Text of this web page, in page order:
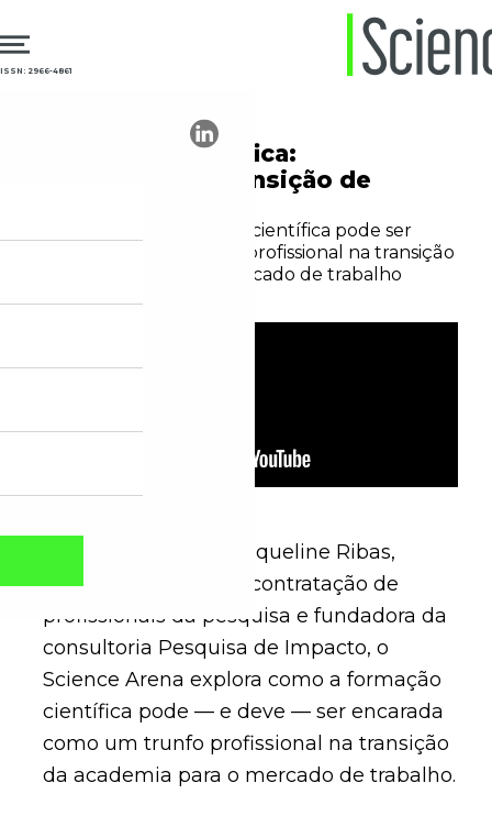
ISSN: 2966-4861
Formação científica:
habilidades e transição de
Saiba como a formação científica pode ser
encarada como trunfo profissional na transição
da academia para o mercado de trabalho
esta live com Jaqueline Ribas,
especialista na contratação de
profissionais da pesquisa e fundadora da
consultoria Pesquisa de Impacto, o
Science Arena explora como a formação
científica pode — e deve — ser encarada
como um trunfo profissional na transição
da academia para o mercado de trabalho.